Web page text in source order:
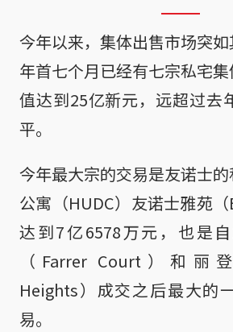
今年以来，集体出售市场突
年首七个月已经有七宗私宅
值达到25亿新元，远超过去
平。
今年最大宗的交易是友诺士
公寓（HUDC）友诺士雅苑（
达到7亿6578万元，也是
（Farrer Court）和丽
Heights）成交之后最大的
易。